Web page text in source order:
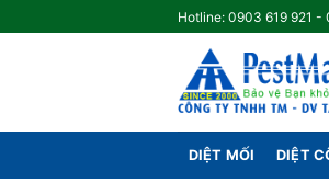
to
Hotline: 0903 619 921 -
DIỆT MỐI DIỆT